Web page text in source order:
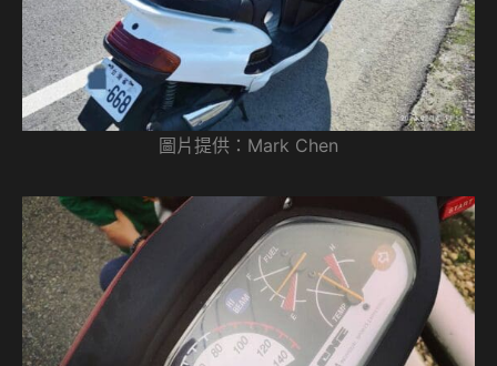
圖片提供：Mark Chen